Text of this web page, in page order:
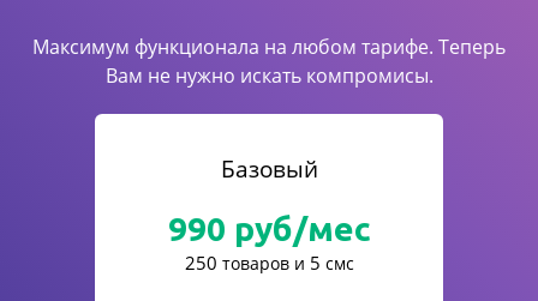
Максимум функционала на любом тарифе. Теперь
Вам не нужно искать компромисы.
Базовый
990 руб/мес
250 товаров и 5 смс